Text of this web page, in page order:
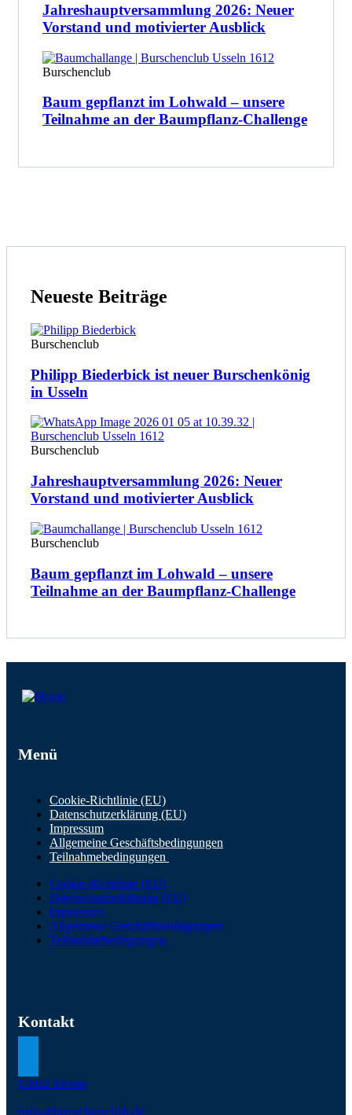
Jahreshauptversammlung 2026: Neuer
Vorstand und motivierter Ausblick
Burschenclub
Baum gepflanzt im Lohwald – unsere
Teilnahme an der Baumpflanz-Challenge
Neueste Beiträge
Burschenclub
Philipp Biederbick ist neuer Burschenkönig
in Usseln
Burschenclub
Jahreshauptversammlung 2026: Neuer
Vorstand und motivierter Ausblick
Burschenclub
Baum gepflanzt im Lohwald – unsere
Teilnahme an der Baumpflanz-Challenge
Menü
Cookie-Richtlinie (EU)
Datenschutzerklärung (EU)
Impressum
Allgemeine Geschäftsbedingungen
Teilnahmebedingungen
Cookie-Richtlinie (EU)
Datenschutzerklärung (EU)
Impressum
Allgemeine Geschäftsbedingungen
Teilnahmebedingungen
Kontakt
E-Mail Adresse
info@burschenclub.de